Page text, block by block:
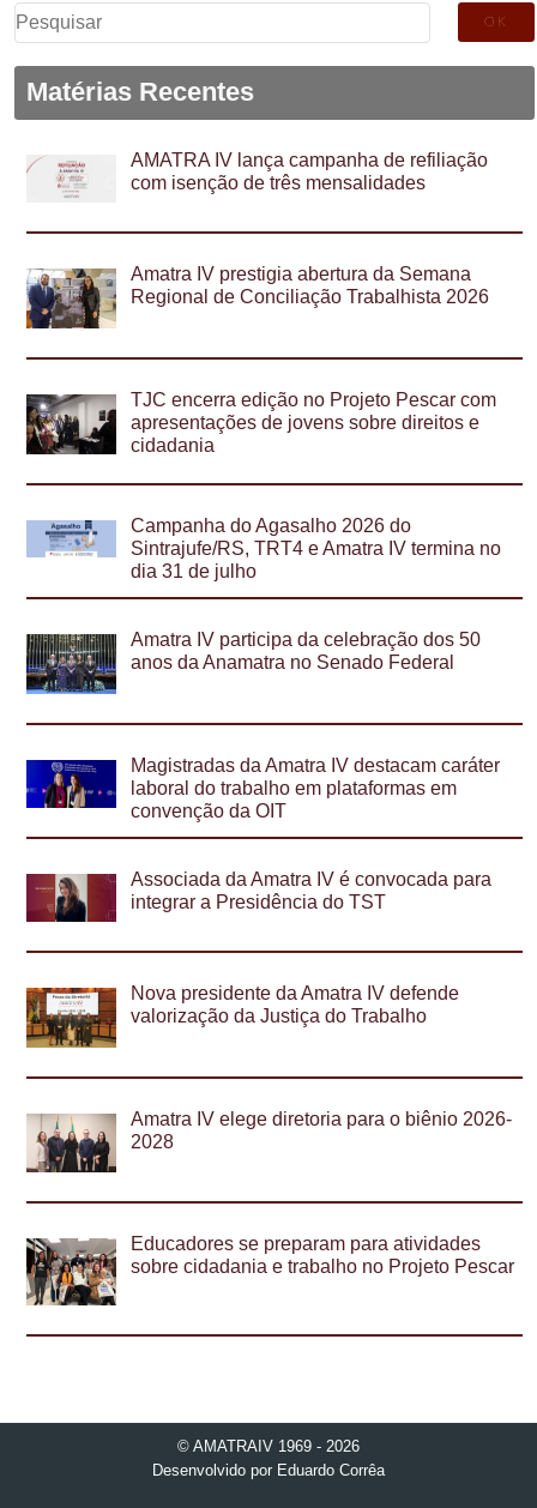
Pesquisar
por:
Matérias Recentes
AMATRA IV lança campanha de refiliação
com isenção de três mensalidades
Amatra IV prestigia abertura da Semana
Regional de Conciliação Trabalhista 2026
TJC encerra edição no Projeto Pescar com
apresentações de jovens sobre direitos e
cidadania
Campanha do Agasalho 2026 do
Sintrajufe/RS, TRT4 e Amatra IV termina no
dia 31 de julho
Amatra IV participa da celebração dos 50
anos da Anamatra no Senado Federal
Magistradas da Amatra IV destacam caráter
laboral do trabalho em plataformas em
convenção da OIT
Associada da Amatra IV é convocada para
integrar a Presidência do TST
Nova presidente da Amatra IV defende
valorização da Justiça do Trabalho
Amatra IV elege diretoria para o biênio 2026-
2028
Educadores se preparam para atividades
sobre cidadania e trabalho no Projeto Pescar
© AMATRAIV 1969 - 2026
Desenvolvido por Eduardo Corrêa